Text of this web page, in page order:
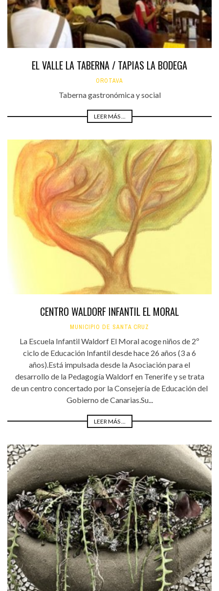
EL VALLE LA TABERNA / TAPIAS LA BODEGA
OROTAVA
Taberna gastronómica y social
LEER MÁS ...
CENTRO WALDORF INFANTIL EL MORAL
MUNICIPIO DE SANTA CRUZ
La Escuela Infantil Waldorf El Moral acoge niños de 2º
ciclo de Educación Infantil desde hace 26 años (3 a 6
años).Está impulsada desde la Asociación para el
desarrollo de la Pedagogía Waldorf en Tenerife y se trata
de un centro concertado por la Consejería de Educación del
Gobierno de Canarias.Su...
LEER MÁS ...